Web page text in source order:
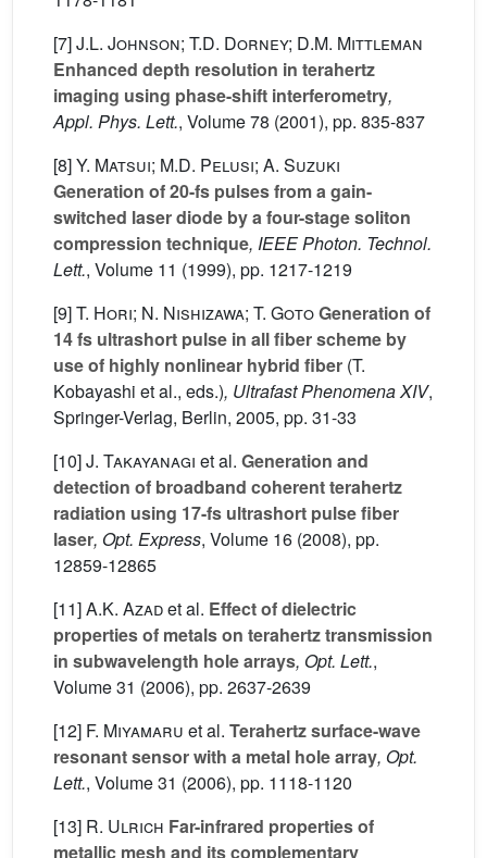
[7]J.L. Johnson; T.D. Dorney; D.M. Mittleman
Enhanced depth resolution in terahertz
imaging using phase-shift interferometry,
Appl. Phys. Lett., Volume 78 (2001), pp. 835-837
[8]Y. Matsui; M.D. Pelusi; A. Suzuki
Generation of 20-fs pulses from a gain-
switched laser diode by a four-stage soliton
compression technique, IEEE Photon. Technol.
Lett., Volume 11 (1999), pp. 1217-1219
[9]T. Hori; N. Nishizawa; T. GotoGeneration of
14 fs ultrashort pulse in all fiber scheme by
use of highly nonlinear hybrid fiber (T.
Kobayashi et al., eds.), Ultrafast Phenomena XIV,
Springer-Verlag, Berlin, 2005, pp. 31-33
[10]J. Takayanagi et al. Generation and
detection of broadband coherent terahertz
radiation using 17-fs ultrashort pulse fiber
laser, Opt. Express, Volume 16 (2008), pp.
12859-12865
[11]A.K. Azadet al. Effect of dielectric
properties of metals on terahertz transmission
in subwavelength hole arrays, Opt. Lett.,
Volume 31 (2006), pp. 2637-2639
[12] F. Miyamaru et al. Terahertz surface-wave
resonant sensor with a metal hole array, Opt.
Lett., Volume 31 (2006), pp. 1118-1120
[13] R. Ulrich Far-infrared properties of
metallic mesh and its complementary